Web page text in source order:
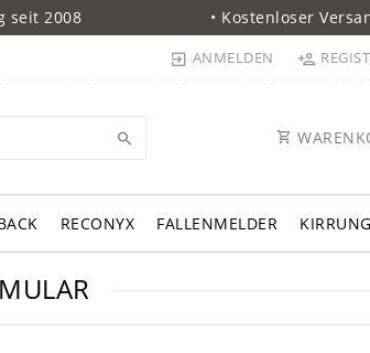
seit 2008 • Kostenloser
ANMELDEN
RECONYX FALLENMELDER KIRRUNG